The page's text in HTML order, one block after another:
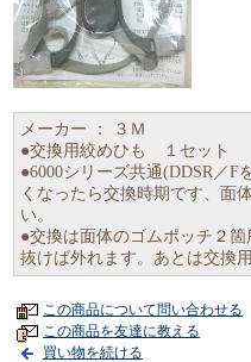
メーカー ： ３Ｍ
●交換用絞めひも １セット
●6000シリーズ共通(DDSR／
くなったら交換時期です、面
い。
●交換は面体のゴムポッチ２
抜けば外れます。あとは交換
この商品について問い合わせる
この商品を友達に教える
買い物を続ける